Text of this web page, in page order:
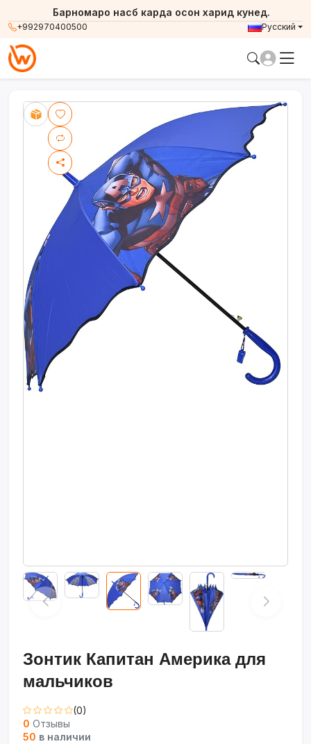
+992970400500
Барномаро насб карда осон харид кунед.
Русский
Зонтик Капитан Америка для
мальчиков
(0)
0 Отзывы
50 в наличии